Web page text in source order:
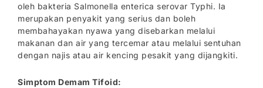
oleh bakteria Salmonella enterica serovar Typhi. Ia
merupakan penyakit yang serius dan boleh
membahayakan nyawa yang disebarkan melalui
makanan dan air yang tercemar atau melalui sentuhan
dengan najis atau air kencing pesakit yang dijangkiti.
Simptom Demam Tifoid: